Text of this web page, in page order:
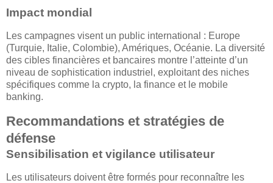
Impact mondial
Les campagnes visent un public international : Europe
(Turquie, Italie, Colombie), Amériques, Océanie. La diversité
des cibles financières et bancaires montre l’atteinte d’un
niveau de sophistication industriel, exploitant des niches
spécifiques comme la crypto, la finance et le mobile
banking.
Recommandations et stratégies de
défense
Sensibilisation et vigilance utilisateur
Les utilisateurs doivent être formés pour reconnaître les